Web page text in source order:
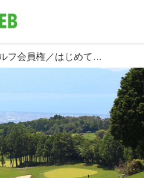
【ゴルフ会員権／はじめてのホームコース69】「沼津国際カントリークラブ」東名・新東名高速のどちらからも好アクセス! 年会費、メンバーフィーも安く、コースの質も含めて絶対におすすめ！プレーヤー目線の動画もアップ！是非、チェック！